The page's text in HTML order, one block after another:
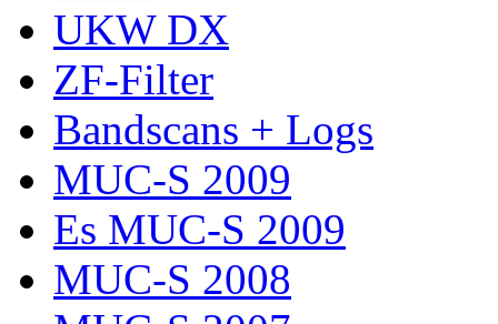
UKW DX
ZF-Filter
Bandscans + Logs
MUC-S 2009
Es MUC-S 2009
MUC-S 2008